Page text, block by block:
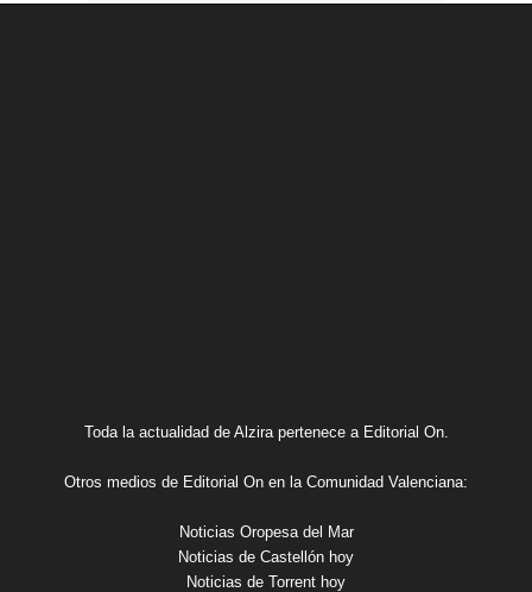
Toda la actualidad de Alzira pertenece a Editorial On.
Otros medios de Editorial On en la Comunidad Valenciana:
Noticias Oropesa del Mar
Noticias de Castellón hoy
Noticias de Torrent hoy